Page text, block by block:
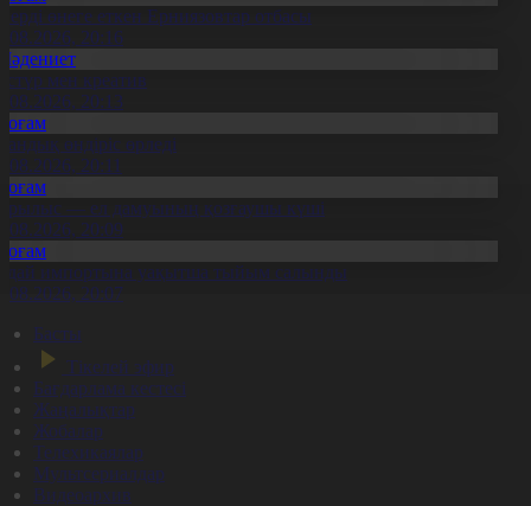
өнеге еткен Ерниязовтар отбасы
20:16
мен креатив
20:13
өндіріс өрледі
20:11
— ел дамуының қозғаушы күші
20:09
импортына уақытша тыйым салынды
20:07
Басты
Тікелей эфир
Бағдарлама кестесі
Жаңалықтар
Жобалар
Телехикаялар
Мультсериалдар
Видеоархив